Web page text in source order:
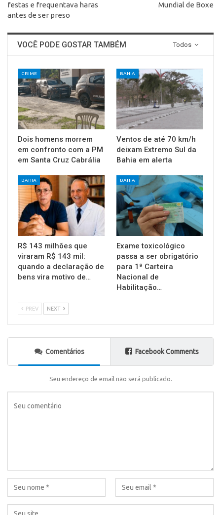
festas e frequentava haras
antes de ser preso
Mundial de Boxe
Todos
VOCÊ PODE GOSTAR TAMBÉM
CRIME
Dois homens morrem
em confronto com a PM
em Santa Cruz Cabrália
BAHIA
Ventos de até 70 km/h
deixam Extremo Sul da
Bahia em alerta
BAHIA
R$ 143 milhões que
viraram R$ 143 mil:
quando a declaração de
bens vira motivo de…
BAHIA
Exame toxicológico
passa a ser obrigatório
para 1ª Carteira
Nacional de
Habilitação…
PREV NEXT
Comentários Facebook Comments
Seu endereço de email não será publicado.